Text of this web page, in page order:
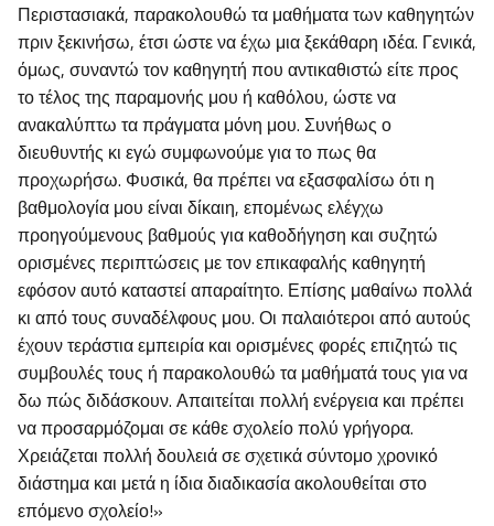
Περιστασιακά, παρακολουθώ τα μαθήματα των καθηγητών
πριν ξεκινήσω, έτσι ώστε να έχω μια ξεκάθαρη ιδέα. Γενικά,
όμως, συναντώ τον καθηγητή που αντικαθιστώ είτε προς
το τέλος της παραμονής μου ή καθόλου, ώστε να
ανακαλύπτω τα πράγματα μόνη μου. Συνήθως ο
διευθυντής κι εγώ συμφωνούμε για το πως θα
προχωρήσω. Φυσικά, θα πρέπει να εξασφαλίσω ότι η
βαθμολογία μου είναι δίκαιη, επομένως ελέγχω
προηγούμενους βαθμούς για καθοδήγηση και συζητώ
ορισμένες περιπτώσεις με τον επικαφαλής καθηγητή
εφόσον αυτό καταστεί απαραίτητο. Επίσης μαθαίνω πολλά
κι από τους συναδέλφους μου. Οι παλαιότεροι από αυτούς
έχουν τεράστια εμπειρία και ορισμένες φορές επιζητώ τις
συμβουλές τους ή παρακολουθώ τα μαθήματά τους για να
δω πώς διδάσκουν. Απαιτείται πολλή ενέργεια και πρέπει
να προσαρμόζομαι σε κάθε σχολείο πολύ γρήγορα.
Χρειάζεται πολλή δουλειά σε σχετικά σύντομο χρονικό
διάστημα και μετά η ίδια διαδικασία ακολουθείται στο
επόμενο σχολείο!»